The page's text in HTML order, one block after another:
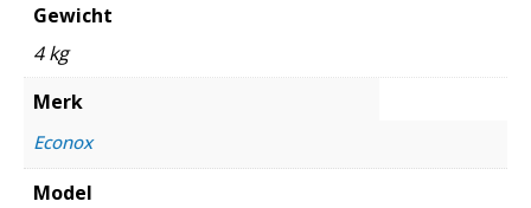
Gewicht
4 kg
Merk
Econox
Model